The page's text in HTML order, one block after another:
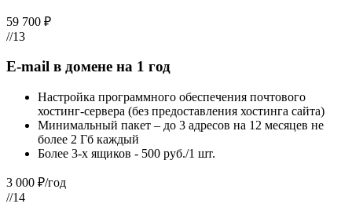
59 700 ₽
//13
E-mail в домене на 1 год
Настройка программного обеспечения почтового
хостинг-сервера (без предоставления хостинга сайта)
Минимальный пакет – до 3 адресов на 12 месяцев не
более 2 Гб каждый
Более 3-х ящиков - 500 руб./1 шт.
3 000 ₽/год
//14